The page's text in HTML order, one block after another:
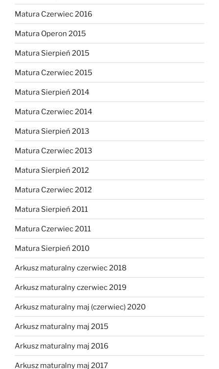
Matura Czerwiec 2016
Matura Operon 2015
Matura Sierpień 2015
Matura Czerwiec 2015
Matura Sierpień 2014
Matura Czerwiec 2014
Matura Sierpień 2013
Matura Czerwiec 2013
Matura Sierpień 2012
Matura Czerwiec 2012
Matura Sierpień 2011
Matura Czerwiec 2011
Matura Sierpień 2010
Arkusz maturalny czerwiec 2018
Arkusz maturalny czerwiec 2019
Arkusz maturalny maj (czerwiec) 2020
Arkusz maturalny maj 2015
Arkusz maturalny maj 2016
Arkusz maturalny maj 2017